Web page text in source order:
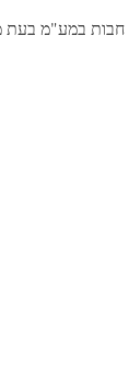
חבות במע"מ בעת